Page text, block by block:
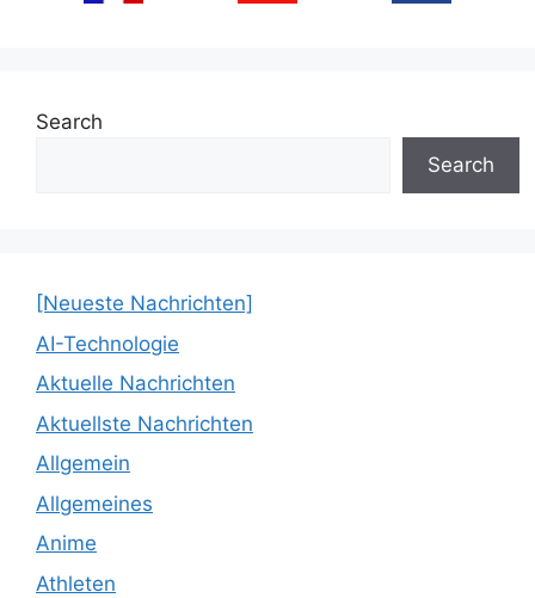
Search
Search
[Neueste Nachrichten]
AI-Technologie
Aktuelle Nachrichten
Aktuellste Nachrichten
Allgemein
Allgemeines
Anime
Athleten